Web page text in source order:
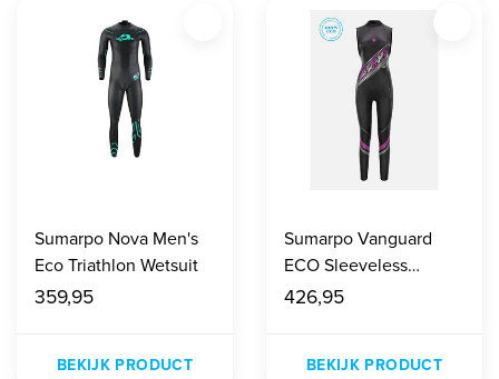
Sumarpo Nova Men's
Eco Triathlon Wetsuit
359,95
BEKIJK PRODUCT
Sumarpo Vanguard
ECO Sleeveless
Wetsuit Dames
426,95
BEKIJK PRODUCT